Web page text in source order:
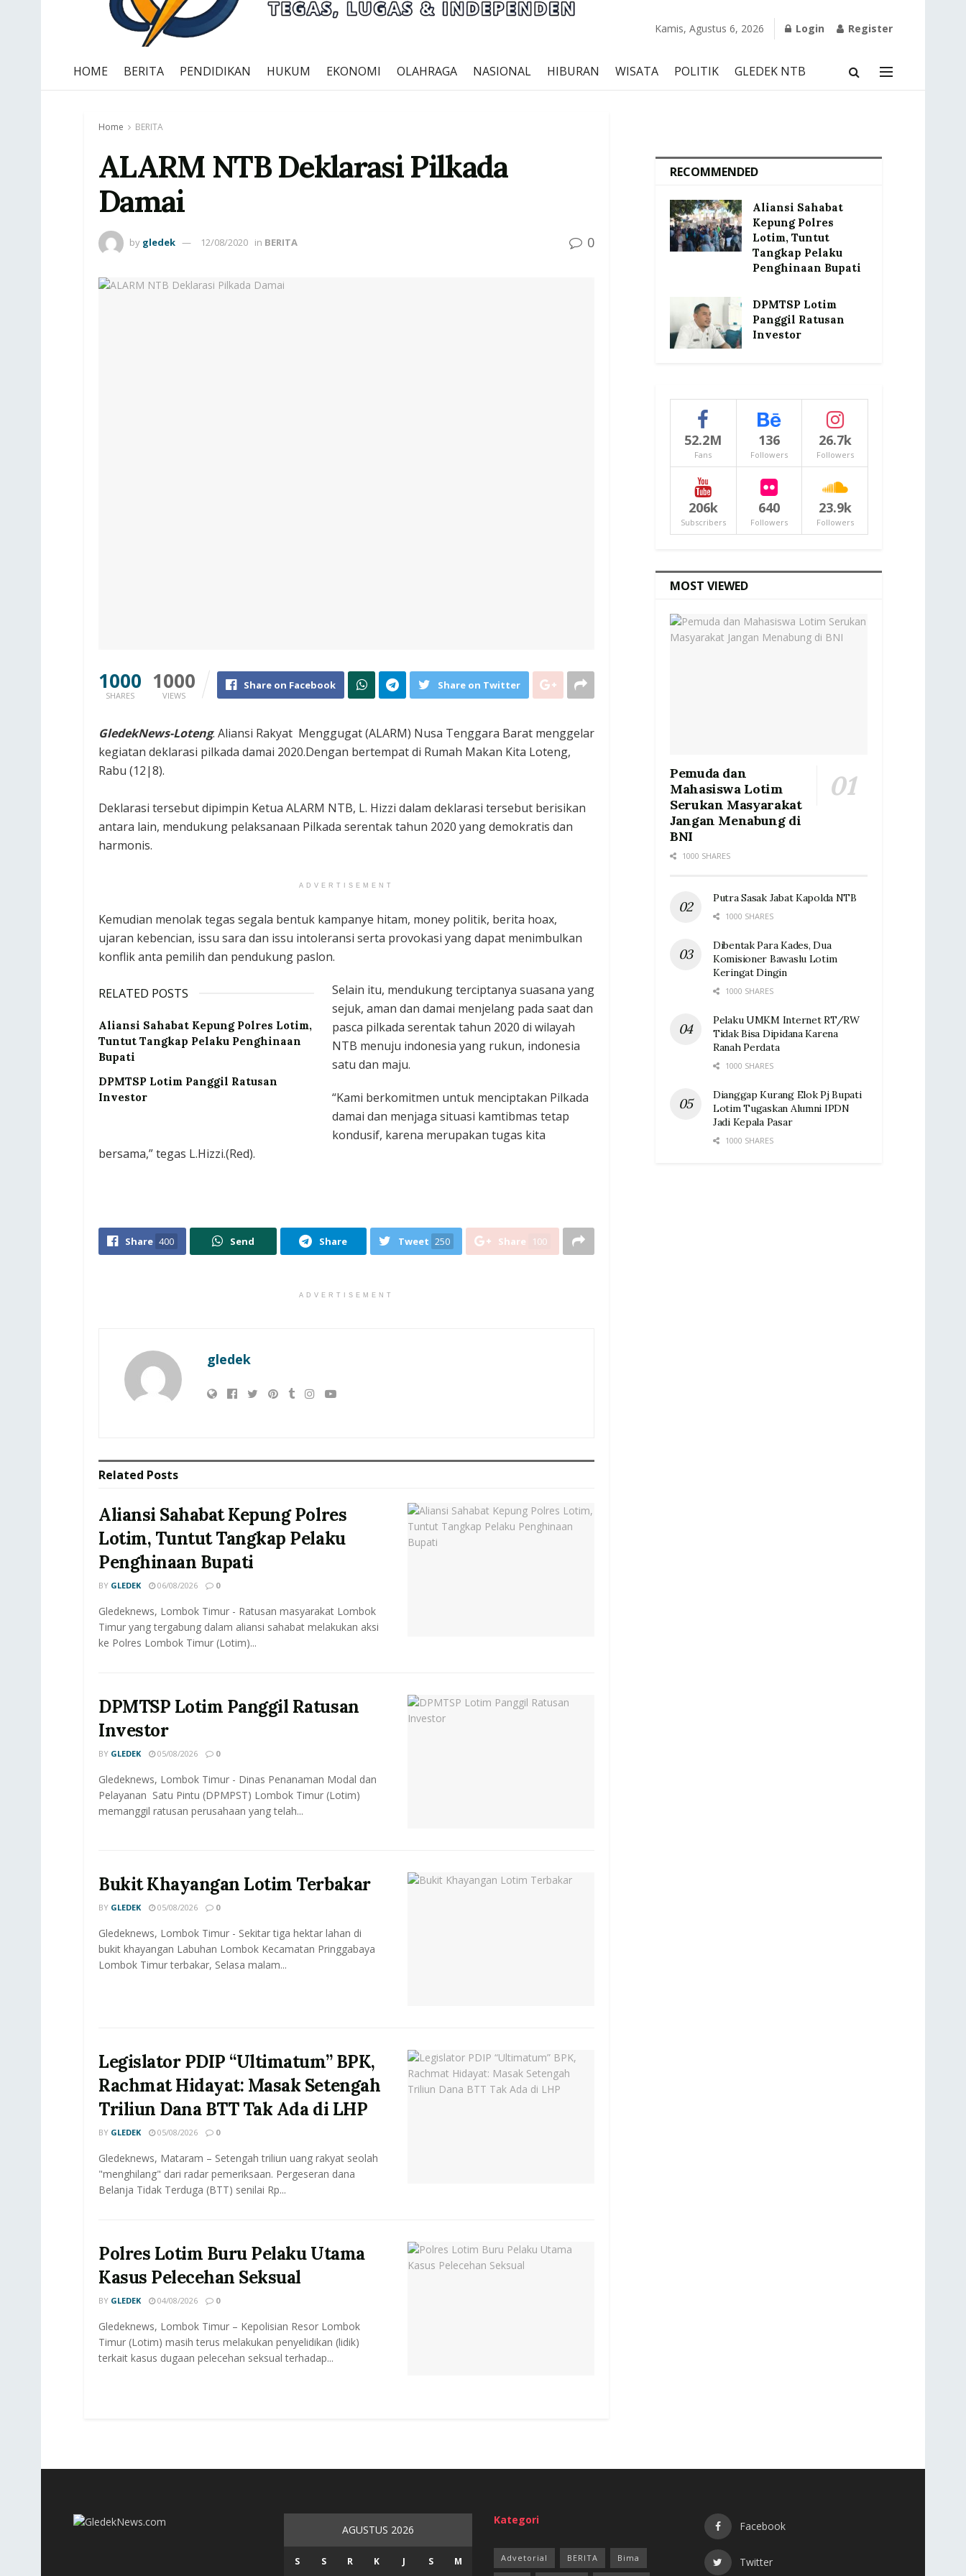
Kamis, Agustus 6, 2026 Login Register
HOME BERITA PENDIDIKAN HUKUM EKONOMI OLAHRAGA NASIONAL HIBURAN WISATA POLITIK GLEDEK NTB
Home BERITA
ALARM NTB Deklarasi Pilkada
Damai ‎
by gledek 12/08/2020 in BERITA 0
1000
SHARES
1000
VIEWS
Share on Facebook Share on Twitter
GledekNews-Loteng. Aliansi Rakyat Menggugat (ALARM) Nusa Tenggara Barat menggelar
kegiatan deklarasi pilkada damai 2020.Dengan bertempat di Rumah Makan Kita Loteng,
Rabu (12|8).
Deklarasi tersebut dipimpin Ketua ALARM NTB, L. Hizzi dalam deklarasi tersebut berisikan
antara lain, mendukung pelaksanaan Pilkada serentak tahun 2020 yang demokratis dan
harmonis.
ADVERTISEMENT
Kemudian menolak tegas segala bentuk kampanye hitam, money politik, berita hoax,
ujaran kebencian, issu sara dan issu intoleransi serta provokasi yang dapat menimbulkan
konflik anta pemilih dan pendukung paslon.
RELATED POSTS
Aliansi Sahabat Kepung Polres Lotim,
Tuntut Tangkap Pelaku Penghinaan
Bupati
DPMTSP Lotim Panggil Ratusan
Investor
Selain itu, mendukung terciptanya suasana yang
sejuk, aman dan damai menjelang pada saat dan
pasca pilkada serentak tahun 2020 di wilayah
NTB menuju indonesia yang rukun, indonesia
satu dan maju.
“Kami berkomitmen untuk menciptakan Pilkada
damai dan menjaga situasi kamtibmas tetap
kondusif, karena merupakan tugas kita
bersama,” tegas L.Hizzi.(Red).
Share 400 Send Share Tweet 250 Share 100
ADVERTISEMENT
gledek
Related Posts
Aliansi Sahabat Kepung Polres
Lotim, Tuntut Tangkap Pelaku
Penghinaan Bupati
BY GLEDEK 06/08/2026 0
Gledeknews, Lombok Timur - Ratusan masyarakat Lombok
Timur yang tergabung dalam aliansi sahabat melakukan aksi
ke Polres Lombok Timur (Lotim)...
DPMTSP Lotim Panggil Ratusan
Investor
BY GLEDEK 05/08/2026 0
Gledeknews, Lombok Timur - Dinas Penanaman Modal dan
Pelayanan Satu Pintu (DPMPST) Lombok Timur (Lotim)
memanggil ratusan perusahaan yang telah...
Bukit Khayangan Lotim Terbakar
BY GLEDEK 05/08/2026 0
Gledeknews, Lombok Timur - Sekitar tiga hektar lahan di
bukit khayangan Labuhan Lombok Kecamatan Pringgabaya
Lombok Timur terbakar, Selasa malam...
Legislator PDIP “Ultimatum” BPK,
Rachmat Hidayat: Masak Setengah
Triliun Dana BTT Tak Ada di LHP
BY GLEDEK 05/08/2026 0
Gledeknews, Mataram – Setengah triliun uang rakyat seolah
"menghilang" dari radar pemeriksaan. Pergeseran dana
Belanja Tidak Terduga (BTT) senilai Rp...
Polres Lotim Buru Pelaku Utama
Kasus Pelecehan Seksual
BY GLEDEK 04/08/2026 0
Gledeknews, Lombok Timur – Kepolisian Resor Lombok
Timur (Lotim) masih terus melakukan penyelidikan (lidik)
terkait kasus dugaan pelecehan seksual terhadap...
RECOMMENDED
Aliansi Sahabat
Kepung Polres
Lotim, Tuntut
Tangkap Pelaku
Penghinaan Bupati
DPMTSP Lotim
Panggil Ratusan
Investor
52.2M
Fans
136
Followers
26.7k
Followers
206k
Subscribers
640
Followers
23.9k
Followers
MOST VIEWED
Pemuda dan
Mahasiswa Lotim
Serukan Masyarakat
Jangan Menabung di
BNI
1000 SHARES
Putra Sasak Jabat Kapolda NTB
1000 SHARES
Dibentak Para Kades, Dua
Komisioner Bawaslu Lotim
Keringat Dingin ‎
1000 SHARES
Pelaku UMKM Internet RT/RW
Tidak Bisa Dipidana Karena
Ranah Perdata
1000 SHARES
Dianggap Kurang Elok Pj Bupati
Lotim Tugaskan Alumni IPDN
Jadi Kepala Pasar‎
1000 SHARES
AGUSTUS 2026
S S R K J S M
Kategori
Advetorial BERITA Bima
Facebook
Twitter